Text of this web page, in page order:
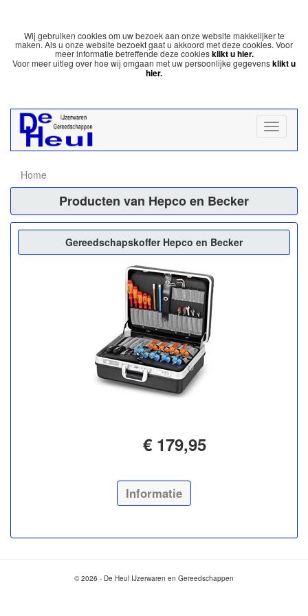
Wij gebruiken cookies om uw bezoek aan onze website makkelijker te
maken. Als u onze website bezoekt gaat u akkoord met deze cookies. Voor
meer informatie betreffende deze cookiesklikt u hier.
Voor meer uitleg over hoe wij omgaan met uw persoonlijke gegevensklikt u
hier.
Home
Producten van Hepco en Becker
Gereedschapskoffer Hepco en Becker
€ 179,95
Informatie
© 2026 - De Heul IJzerwaren en Gereedschappen